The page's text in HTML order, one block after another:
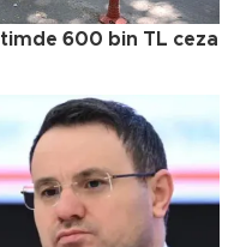
600 bin TL ceza